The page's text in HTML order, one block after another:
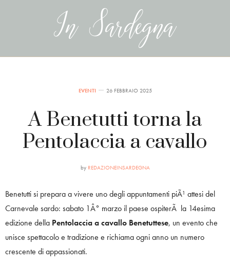
EVENTI 26 FEBBRAIO 2025
A Benetutti torna la
Pentolaccia a cavallo
by REDAZIONEINSARDEGNA
Benetutti si prepara a vivere uno degli appuntamenti piÃ¹ attesi del
Carnevale sardo: sabato 1Â° marzo il paese ospiterÃ la 14esima
edizione della Pentolaccia a cavallo Benetuttese, un evento che
unisce spettacolo e tradizione e richiama ogni anno un numero
crescente di appassionati.